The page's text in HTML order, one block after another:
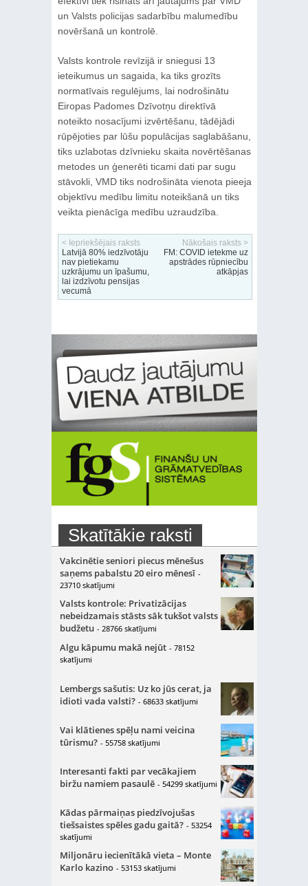
un Valsts policijas sadarbību malumedību
novēršanā un kontrolē.
Valsts kontrole revīzijā ir sniegusi 13
ieteikumus un sagaida, ka tiks grozīts
normatīvais regulējums, lai nodrošinātu
Eiropas Padomes Dzīvotņu direktīvā
noteikto nosacījumi izvērtēšanu, tādējādi
rūpējoties par lūšu populācijas saglabāšanu,
tiks uzlabotas dzīvnieku skaita novērtēšanas
metodes un ģenerēti ticami dati par sugu
stāvokli, VMD tiks nodrošināta vienota pieeja
objektīvu medību limitu noteikšanā un tiks
veikta pienācīga medību uzraudzība.
< Iepriekšējais raksts
Latvijā 80% iedzīvotāju
nav pietiekamu
uzkrājumu un īpašumu,
lai izdzīvotu pensijas
vecumā
Nākošais raksts >
FM: COVID ietekme uz
apstrādes rūpniecību
atkāpjas
Skatītākie raksti
Vakcinētie seniori piecus mēnešus
saņems pabalstu 20 eiro mēnesī -
23710 skatījumi
Valsts kontrole: Privatizācijas
nebeidzamais stāsts sāk tukšot valsts
budžetu - 28766 skatījumi
Algu kāpumu makā nejūt - 78152
skatījumi
Lembergs sašutis: Uz ko jūs cerat, ja
idioti vada valsti? - 68633 skatījumi
Vai klātienes spēļu nami veicina
tūrismu? - 55758 skatījumi
Interesanti fakti par vecākajiem
biržu namiem pasaulē - 54299 skatījumi
Kādas pārmaiņas piedzīvojušas
tiešsaistes spēles gadu gaitā? - 53254
skatījumi
Miljonāru iecienītākā vieta – Monte
Karlo kazino - 53153 skatījumi